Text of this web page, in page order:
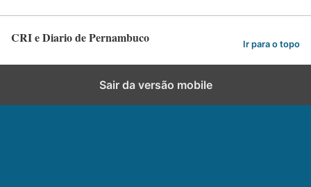
CRI e Diario de Pernambuco Ir para o topo
Sair da versão mobile